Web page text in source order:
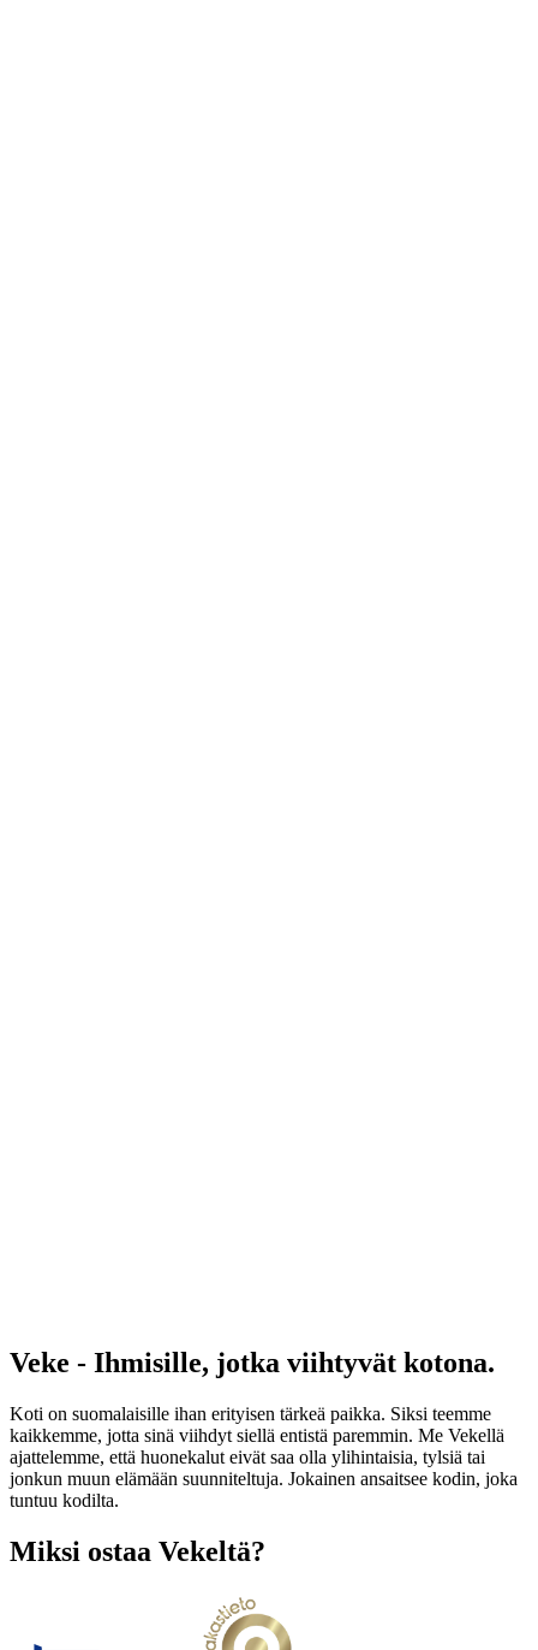
Veke - Ihmisille, jotka viihtyvät kotona.
Koti on suomalaisille ihan erityisen tärkeä paikka. Siksi teemme
kaikkemme, jotta sinä viihdyt siellä entistä paremmin. Me Vekellä
ajattelemme, että huonekalut eivät saa olla ylihintaisia, tylsiä tai
jonkun muun elämään suunniteltuja. Jokainen ansaitsee kodin, joka
tuntuu kodilta.
Miksi ostaa Vekeltä?